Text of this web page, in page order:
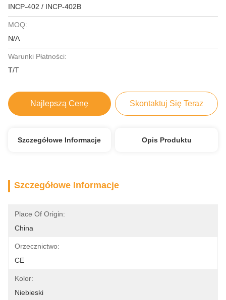
INCP-402 / INCP-402B
MOQ:
N/A
Warunki Płatności:
T/T
Najlepszą Cenę Skontaktuj Się Teraz
Szczegółowe Informacje Opis Produktu
Szczegółowe Informacje
Place Of Origin:
China
Orzecznictwo:
CE
Kolor:
Niebieski